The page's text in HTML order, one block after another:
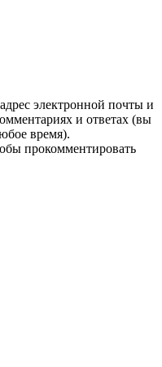
электронной почты и
и ответах (вы
время).
прокомментировать